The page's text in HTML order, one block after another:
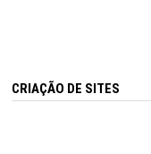
CRIAÇÃO DE SITES